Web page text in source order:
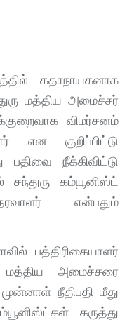
கதாநாயகனாக
மத்திய அமைச்சர்
விமர்சனம்
என குறிப்பிட்டு
நீக்கிவிட்டு
கம்யூனிஸ்ட்
என்பதும்
பத்திரிகையாளர்
மத்திய அமைச்சரை
நீதிபதி மீது
கருத்து